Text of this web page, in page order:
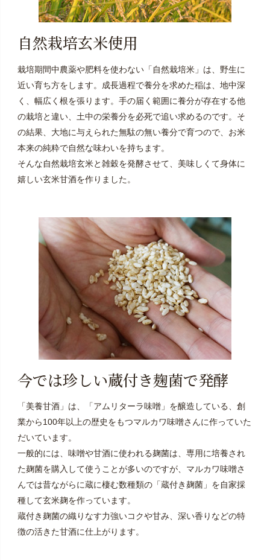
自然栽培玄米使用
栽培期間中農薬や肥料を使わない「自然栽培米」は、野生に
近い育ち方をします。成長過程で養分を求めた稲は、地中深
く、幅広く根を張ります。手の届く範囲に養分が存在する他
の栽培と違い、土中の栄養分を必死で追い求めるのです。そ
の結果、大地に与えられた無駄の無い養分で育つので、お米
本来の純粋で自然な味わいを持ちます。
そんな自然栽培玄米と雑穀を発酵させて、美味しくて身体に
嬉しい玄米甘酒を作りました。
今では珍しい蔵付き麹菌で発酵
「美養甘酒」は、 「アムリターラ味噌」 を醸造している、創
業から100年以上の歴史をもつマルカワ味噌さんに作っていた
だいています。
一般的には、味噌や甘酒に使われる麹菌は、専用に培養され
た麹菌を購入して使うことが多いのですが、マルカワ味噌さ
んでは昔ながらに蔵に棲む数種類の「蔵付き麹菌」を自家採
種して玄米麹を作っています。
蔵付き麹菌の織りなす力強いコクや甘み、深い香りなどの特
徴の活きた甘酒に仕上がります。